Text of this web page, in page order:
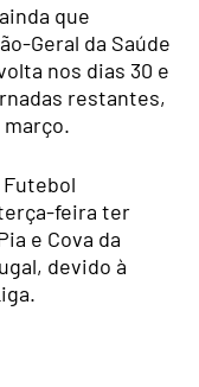
que
Geral da Saúde
nos dias 30 e
restantes,
feira ter
e Cova da
devido à